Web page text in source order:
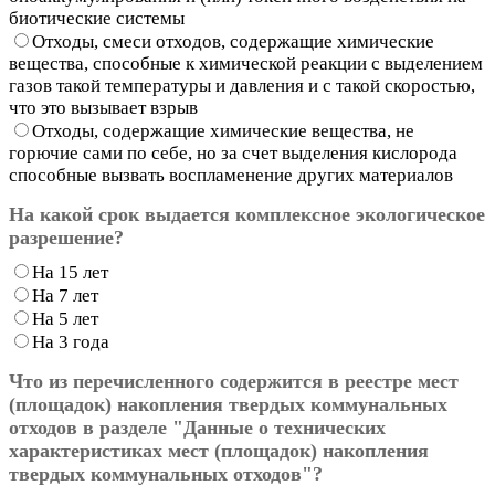
биотические системы
Отходы, смеси отходов, содержащие химические
вещества, способные к химической реакции с выделением
газов такой температуры и давления и с такой скоростью,
что это вызывает взрыв
Отходы, содержащие химические вещества, не
горючие сами по себе, но за счет выделения кислорода
способные вызвать воспламенение других материалов
На какой срок выдается комплексное экологическое
разрешение?
На 15 лет
На 7 лет
На 5 лет
На 3 года
Что из перечисленного содержится в реестре мест
(площадок) накопления твердых коммунальных
отходов в разделе "Данные о технических
характеристиках мест (площадок) накопления
твердых коммунальных отходов"?